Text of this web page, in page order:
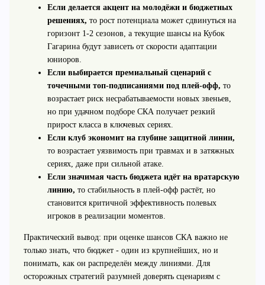
Если делается акцент на молодёжи и бюджетных
решениях, то рост потенциала может сдвинуться на
горизонт 1-2 сезонов, а текущие шансы на Кубок
Гагарина будут зависеть от скорости адаптации
юниоров.
Если выбирается премиальный сценарий с
точечными топ‑подписаниями под плей‑офф, то
возрастает риск несрабатываемости новых звеньев,
но при удачном подборе СКА получает резкий
прирост класса в ключевых сериях.
Если клуб экономит на глубине защитной линии,
то возрастает уязвимость при травмах и в затяжных
сериях, даже при сильной атаке.
Если значимая часть бюджета идёт на вратарскую
линию, то стабильность в плей‑офф растёт, но
становится критичной эффективность полевых
игроков в реализации моментов.
Практический вывод: при оценке шансов СКА важно не
только знать, что бюджет - один из крупнейших, но и
понимать, как он распределён между линиями. Для
осторожных стратегий разумней доверять сценариям с